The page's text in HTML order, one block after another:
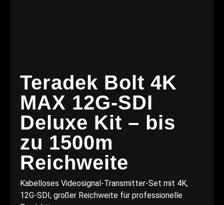
Teradek Bolt 4K
MAX 12G-SDI
Deluxe Kit – bis
zu 1500m
Reichweite
Kabelloses Videosignal-Transmitter-Set mit 4K,
12G-SDI, großer Reichweite für professionelle